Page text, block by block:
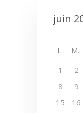
L M
1 2
8
9
15
16